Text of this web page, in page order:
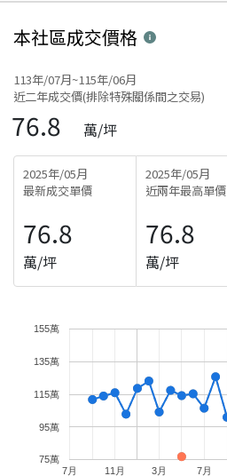
本社區成交價格
113年/07月~115年/06月
近二年成交價(排除特殊關係間之交易)
76.8 萬/坪
2025年/05月
最新成交單價
76.8
萬/坪
2025年/05月
近兩年最高單價
76.8
萬/坪
7月 11月 3月 7月
75萬
95萬
115萬
135萬
155萬